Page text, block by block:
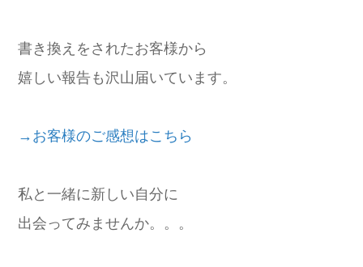
書き換えをされたお客様から
嬉しい報告も沢山届いています。
→お客様のご感想はこちら
私と一緒に新しい自分に
出会ってみませんか。。。